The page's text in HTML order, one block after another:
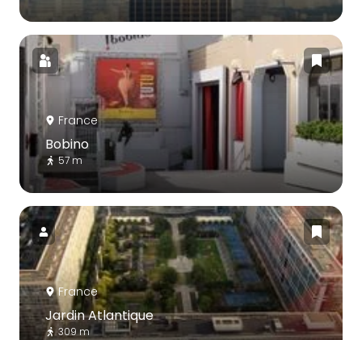
France
Bobino
57 m
France
Jardin Atlantique
309 m